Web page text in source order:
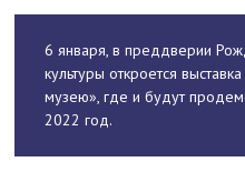
6 января, в преддверии
культуры откроется
музею», где и будут
2022 год.